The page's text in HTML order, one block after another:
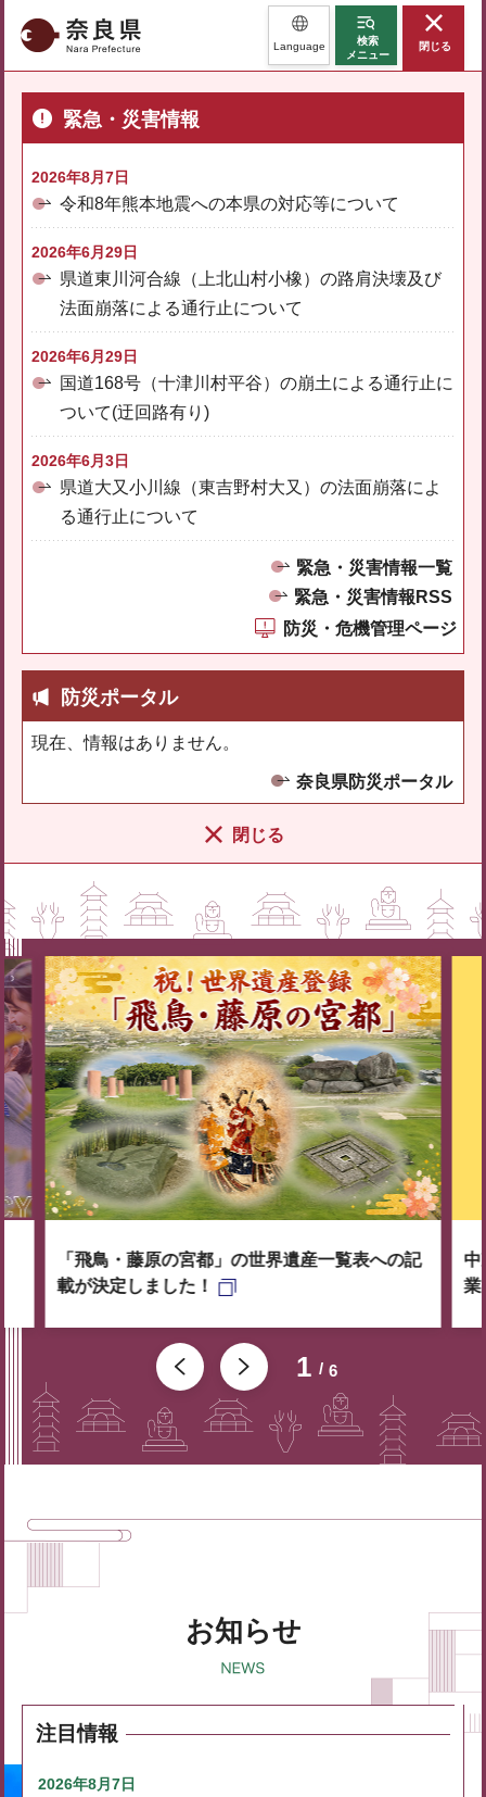
奈良県 Language
検索
メニュー
閉じる
緊急・災害情報
2026年8月7日
令和8年熊本地震への本県の対応等について
2026年6月29日
県道東川河合線（上北山村小橡）の路肩決壊及び
法面崩落による通行止について
2026年6月29日
国道168号（十津川村平谷）の崩土による通行止に
ついて(迂回路有り)
2026年6月3日
県道大又小川線（東吉野村大又）の法面崩落によ
る通行止について
緊急・災害情報一覧
緊急・災害情報RSS
防災・危機管理ページ
防災ポータル
現在、情報はありません。
奈良県防災ポータル
閉じる
1 6
「飛鳥・藤原の宮都」の世界遺産一覧表への記
載が決定しました！
中
業
お知らせ
注目情報
2026年8月7日